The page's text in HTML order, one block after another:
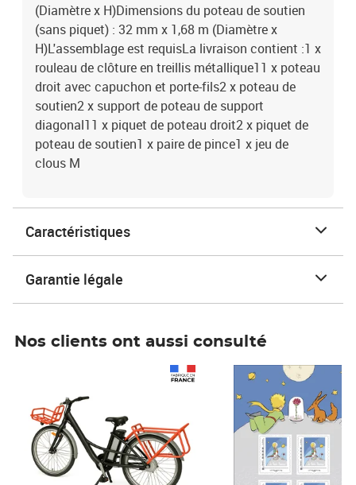
(Diamètre x H)Dimensions du poteau de soutien
(sans piquet) : 32 mm x 1,68 m (Diamètre x
H)L'assemblage est requisLa livraison contient :1 x
rouleau de clôture en treillis métallique11 x poteau
droit avec capuchon et porte-fils2 x poteau de
soutien2 x support de poteau de support
diagonal11 x piquet de poteau droit2 x piquet de
poteau de soutien1 x paire de pince1 x jeu de
clous M
Caractéristiques
Garantie légale
Nos clients ont aussi consulté
Prix 7,50€